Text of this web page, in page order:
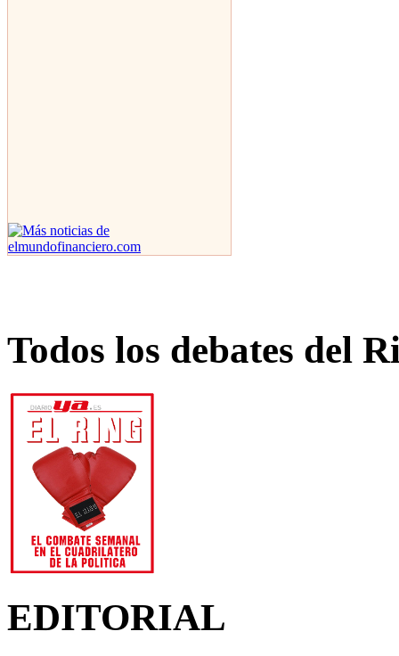
Todos los debates del
EDITORIAL